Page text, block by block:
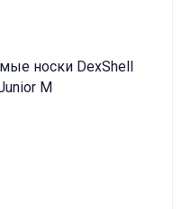
носки DexShell
M